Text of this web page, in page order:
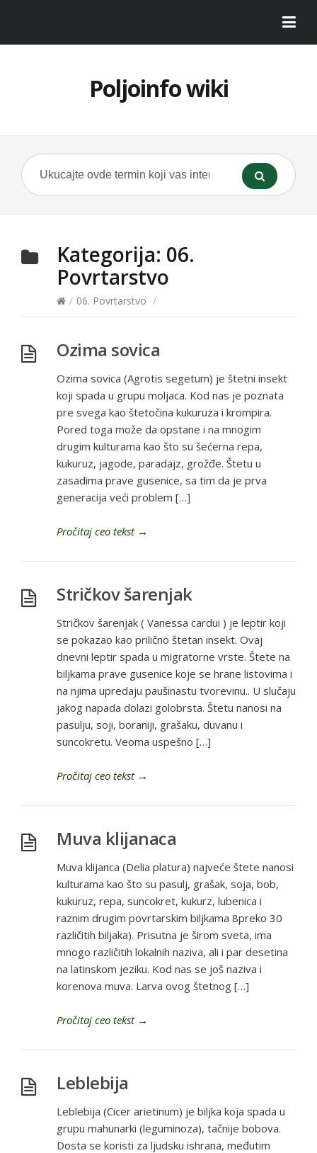
Poljoinfo wiki
Kategorija: 06.
Povrtarstvo
/ 06. Povrtarstvo /
Ozima sovica
Ozima sovica (Agrotis segetum) je štetni insekt
koji spada u grupu moljaca. Kod nas je poznata
pre svega kao štetočina kukuruza i krompira.
Pored toga može da opstane i na mnogim
drugim kulturama kao što su šećerna repa,
kukuruz, jagode, paradajz, grožđe. Štetu u
zasadima prave gusenice, sa tim da je prva
generacija veći problem […]
Pročitaj ceo tekst→
Stričkov šarenjak
Stričkov šarenjak ( Vanessa cardui ) je leptir koji
se pokazao kao prilično štetan insekt. Ovaj
dnevni leptir spada u migratorne vrste. Štete na
biljkama prave gusenice koje se hrane listovima i
na njima upredaju paušinastu tvorevinu.. U slučaju
jakog napada dolazi golobrsta. Štetu nanosi na
pasulju, soji, boraniji, grašaku, duvanu i
suncokretu. Veoma uspešno […]
Pročitaj ceo tekst→
Muva klijanaca
Muva klijanca (Delia platura) najveće štete nanosi
kulturama kao što su pasulj, grašak, soja, bob,
kukuruz, repa, suncokret, kukurz, lubenica i
raznim drugim povrtarskim biljkama 8preko 30
različitih biljaka). Prisutna je širom sveta, ima
mnogo različitih lokalnih naziva, ali i par desetina
na latinskom jeziku. Kod nas se još naziva i
korenova muva. Larva ovog štetnog […]
Pročitaj ceo tekst→
Leblebija
Leblebija (Cicer arietinum) je biljka koja spada u
grupu mahunarki (leguminoza), tačnije bobova.
Dosta se koristi za ljudsku ishrana, međutim